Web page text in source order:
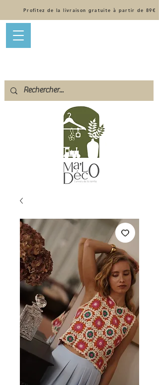
Profitez de la livraison gratuite à partir de 89€